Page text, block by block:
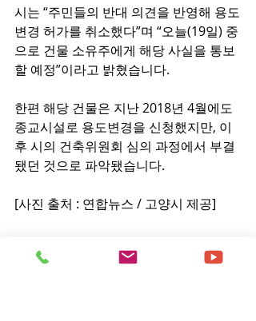
시는 “주민들의 반대 의견을 반영해 용도
변경 허가를 취소했다”며 “오늘(19일) 중
으로 건물 소유주에게 해당 사실을 통보
할 예정”이라고 밝혔습니다.
한편 해당 건물은 지난 2018년 4월에도
종교시설로 용도변경을 신청했지만, 이
후 시의 건축위원회 심의 과정에서 부결
됐던 것으로 파악됐습니다.
[사진 출처 : 연합뉴스 / 고양시 제공]
https://news.kbs.co.kr/news/pc/view/